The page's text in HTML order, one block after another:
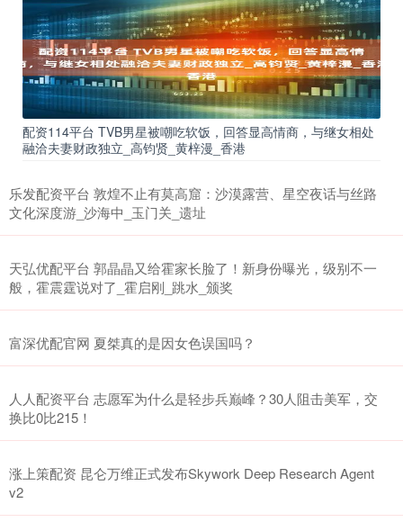
配资114平台 TVB男星被嘲吃软饭，回答显高情商，与继女相处
融洽夫妻财政独立_高钧贤_黄梓漫_香港
乐发配资平台 敦煌不止有莫高窟：沙漠露营、星空夜话与丝路
文化深度游_沙海中_玉门关_遗址
天弘优配平台 郭晶晶又给霍家长脸了！新身份曝光，级别不一
般，霍震霆说对了_霍启刚_跳水_颁奖
富深优配官网 夏桀真的是因女色误国吗？
人人配资平台 志愿军为什么是轻步兵巅峰？30人阻击美军，交
换比0比215！
涨上策配资 昆仑万维正式发布Skywork Deep Research Agent
v2